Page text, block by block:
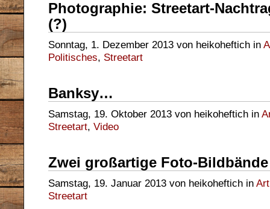
Photographie: Streetart-
(?)
Sonntag, 1. Dezember 2013 von heikoheftich in
Politisches, Streetart
Banksy…
Samstag, 19. Oktober 2013 von heikoheftich in
Streetart, Video
Zwei großartige Foto-
Samstag, 19. Januar 2013 von heikoheftich in Art
Streetart